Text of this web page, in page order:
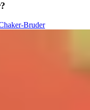
Bruder